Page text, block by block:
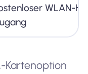
WLAN-
Kartenoption